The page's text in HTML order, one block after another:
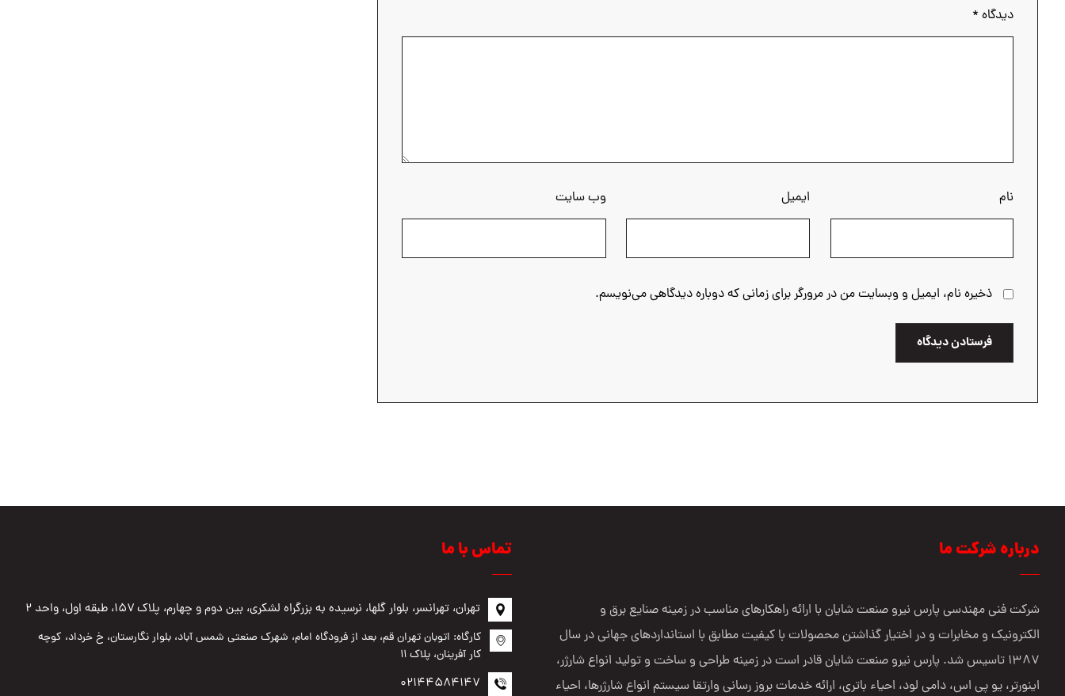
دیدگاه *
نام ایمیل وب‌ سایت
ذخیره نام، ایمیل و وبسایت من در مرورگر برای زمانی که دوباره دیدگاهی می‌نویسم.
فرستادن دیدگاه
درباره شرکت ما
شرکت فنی مهندسي پارس نيرو صنعت شایان با ارائه راهکارهای مناسب در زمینه صنایع برق و
الکترونیک و مخابرات و در اختیار گذاشتن محصولات با کیفیت مطابق با استانداردهای جهانی در سال
1387 تاسیس شد. پارس نیرو صنعت شایان قادر است در زمینه طراحی و ساخت و تولید انواع شارژر،
اینورتر، یو پی اس، دامی لود، احیاء باتری، ارائه خدمات بروز رسانی وارتقا سیستم انواع شارژرها، احیاء
تماس با ما
تهران، تهرانسر، بلوار گلها، نرسیده به بزرگراه لشکری، بین دوم و چهارم، پلاک ۱۵۷، طبقه اول، واحد ۲
کارگاه: اتوبان تهران قم، بعد از فرودگاه امام، شهرک صنعتی شمس آباد، بلوار نگارستان، خ خرداد، کوچه
کار آفرینان، پلاک ۱۱
02144584147